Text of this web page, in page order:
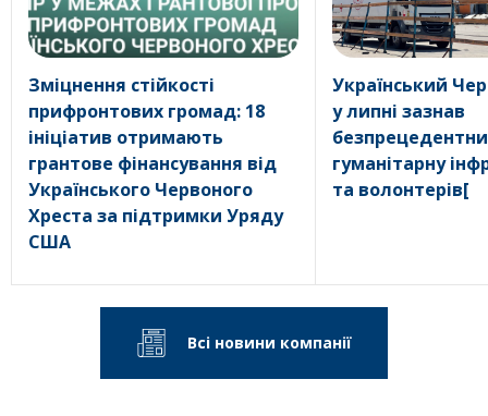
Зміцнення стійкості
прифронтових громад: 18
ініціатив отримають
грантове фінансування від
Українського Червоного
Хреста за підтримки Уряду
США
Український
у липні зазнав
гуманітарну
та волонтерів[
Всі новини компанії